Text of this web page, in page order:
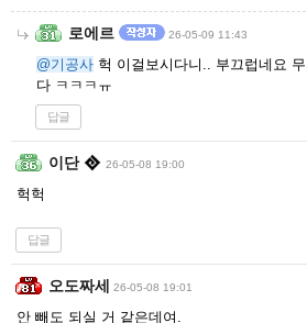
로에르 26-05-09 11:43
@기공사 헉 이걸보시다니.. 부끄럽네요
다 ㅋㅋㅋㅠ
답글
이단 26-05-08 19:00
헉헉
답글
오도짜세 26-05-08 19:01
안 빼도 되실 거 같은데여.